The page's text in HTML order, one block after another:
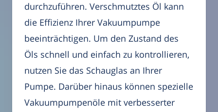
durchzuführen. Verschmutztes Öl kann
die Effizienz Ihrer Vakuumpumpe
beeinträchtigen. Um den Zustand des
Öls schnell und einfach zu kontrollieren,
nutzen Sie das Schauglas an Ihrer
Pumpe. Darüber hinaus können spezielle
Vakuumpumpenöle mit verbesserter